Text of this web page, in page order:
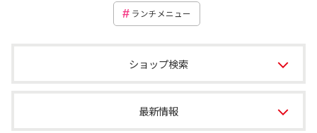
ランチメニュー
ショップ検索
最新情報